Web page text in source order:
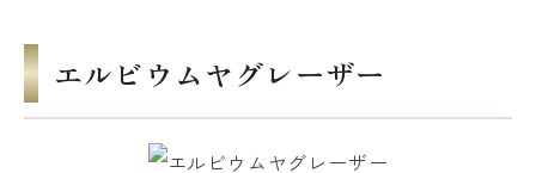
エルビウムヤグレーザー